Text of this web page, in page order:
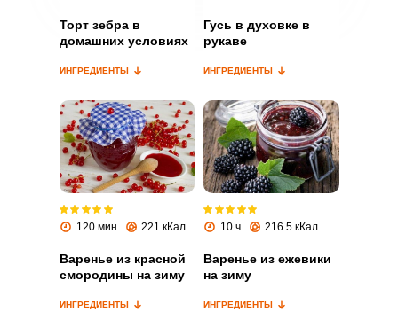
Торт зебра в
домашних условиях
ИНГРЕДИЕНТЫ
Гусь в духовке в
рукаве
ИНГРЕДИЕНТЫ
120 мин 221 кКал
Варенье из красной
смородины на зиму
ИНГРЕДИЕНТЫ
10 ч 216.5 кКал
Варенье из ежевики
на зиму
ИНГРЕДИЕНТЫ
Запомнить меня
ВХОД
ЕЩЕ НЕ ЗАРЕГИСТРИРОВАННЫ?
Забыли пароль?